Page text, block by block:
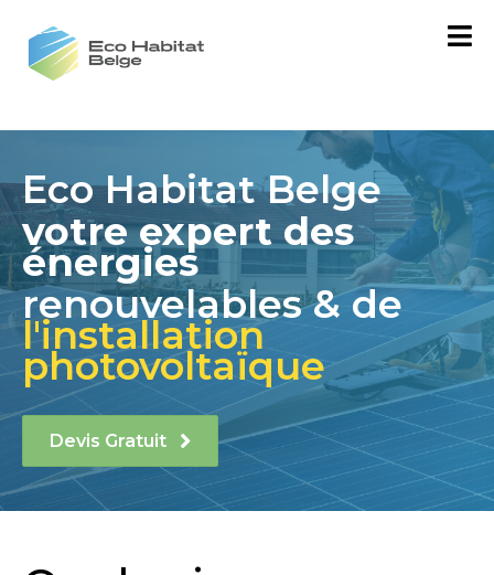
Eco Habitat Belge
votre expert des
énergies
renouvelables & de
l'installation
photovoltaïque
Devis Gratuit